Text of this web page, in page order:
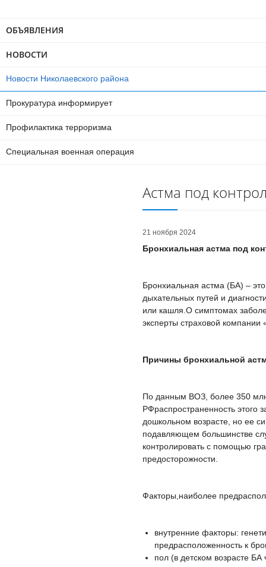
ОБЪЯВЛЕНИЯ
НОВОСТИ
Новости Николаевского района
Прокуратура информирует
Профилактика терроризма
Специальная военная операция
Астма под
21 ноября 2024
Бронхиальная астма под
Бронхиальная астма (БА) –
дыхательных путей и
или кашля.О симптомах
эксперты страховой
Причины бронхиальной
По данным ВОЗ, более 350
РФраспространенность этого
дошкольном возрасте, но ее
подавляющем большинстве
контролировать с помощью
предосторожности.
Факторы,наиболее
внутренние факторы:
предрасположенность к
пол (в детском возрасте